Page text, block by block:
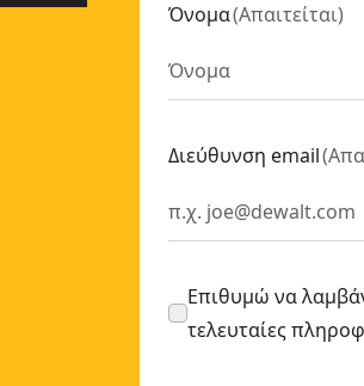
Όνομα(Απαιτείται)
Διεύθυνση email(
Επιθυμώ να
τελευταίες